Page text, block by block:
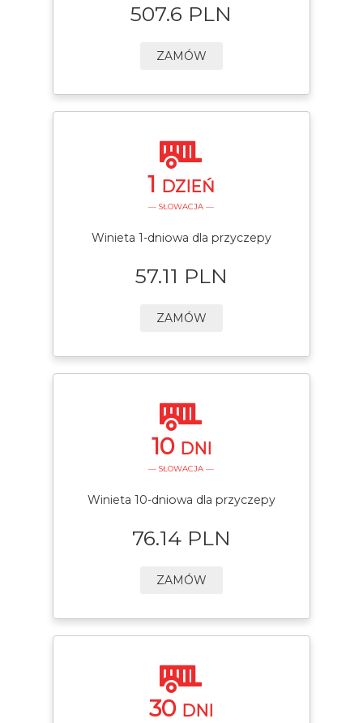
507.6 PLN
ZAMÓW
1 DZIEŃ
— SŁOWACJA —
Winieta 1-dniowa dla przyczepy
57.11 PLN
ZAMÓW
10 DNI
— SŁOWACJA —
Winieta 10-dniowa dla przyczepy
76.14 PLN
ZAMÓW
30 DNI